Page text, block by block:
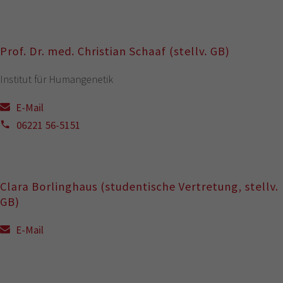
Prof. Dr. med. Christian Schaaf (stellv. GB)
Institut für Humangenetik
E-Mail
06221 56-5151
Clara Borlinghaus (studentische Vertretung, stellv.
GB)
E-Mail